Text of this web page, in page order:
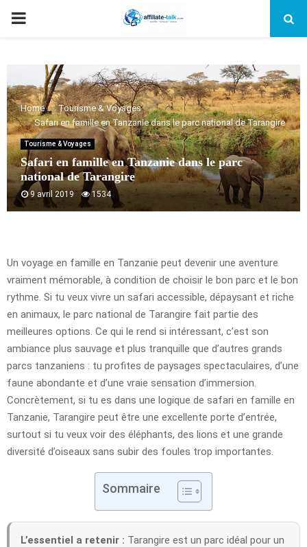
PRIMARY
Home
Tourisme & Voyages
Safari en famille en Tanzanie dans le parc national de Tarangire
Tourisme & Voyages
Safari en famille en Tanzanie dans le parc
national de Tarangire
9 avril 2019 1534
Un voyage en famille en Tanzanie peut devenir une aventure
vraiment mémorable, à condition de choisir le bon parc et le bon
rythme. Si tu veux vivre un safari accessible, dépaysant et riche
en animaux, le parc national de Tarangire fait partie des
meilleures options. Ce qui le rend si intéressant, c’est son
ambiance plus sauvage et plus tranquille que d’autres grands
parcs tanzaniens : tu profites de paysages spectaculaires, d’une
faune abondante et d’une vraie sensation d’immersion.
Concrètement, si tu es dans une logique de safari en famille en
Tanzanie, Tarangire peut être une excellente porte d’entrée,
surtout si tu veux voir des éléphants, des lions et une grande
diversité d’oiseaux sans subir des foules trop importantes.
Sommaire
L’essentiel a retenir : Tarangire est un parc idéal pour un